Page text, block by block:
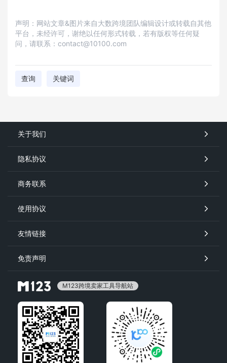
声明：网站文章&图片来自大数跨境团队编辑设计或转载自其他
平台，未经许可，谢绝以任何形式转载，若有版权等任何疑
问，请联系：contact@10100.com
查询 关键词
关于我们
隐私协议
商务联系
使用协议
友情链接
免责声明
M123跨境卖家工具导航站